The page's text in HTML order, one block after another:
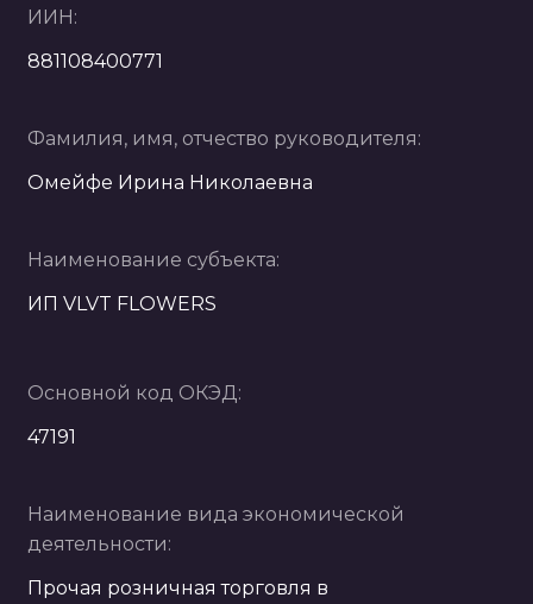
ИИН:
881108400771
Фамилия, имя, отчество руководителя:
Омейфе Ирина Николаевна
Наименование субъекта:
ИП VLVT FLOWERS
Основной код ОКЭД:
47191
Наименование вида экономической
деятельности:
Прочая розничная торговля в